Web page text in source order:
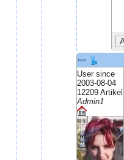
User since
2003-08-04
12209 Artikel
Admin1